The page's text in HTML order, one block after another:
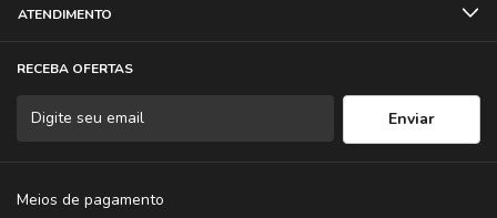
ATENDIMENTO
RECEBA OFERTAS
Meios de pagamento